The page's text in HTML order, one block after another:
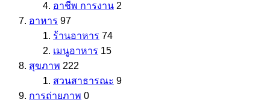
อาชีพ การงาน 2
อาหาร 97
ร้านอาหาร 74
เมนูอาหาร 15
สุขภาพ 222
สวนสาธารณะ 9
การถ่ายภาพ 0